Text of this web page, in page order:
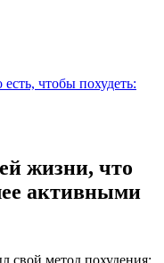
чтобы похудеть:
жизни, что
активными
свой метод похудения: